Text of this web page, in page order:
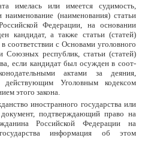
имелась или имеется судимость,
(наименования) статьи
Федерации, на основании
кандидат, а также статьи (статей)
соответствии с Основами уголовного
Союзных республик, статьи (статей)
если кандидат был осужден в соот­
актами за деяния,
дей­ствующим Уголовным кодексом
этого закона.
иностранного государства или
подтверждающий право на
Российской Федера­ции на
информация об этом